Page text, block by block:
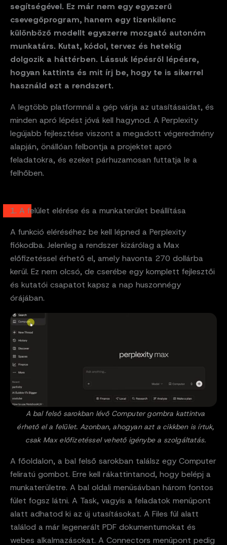
segítségével. Ez már nem egy egyszerű
csevegőprogram, hanem egy tizenkilenc
különböző modellt egyszerre mozgató autonóm
munkatárs. Kutat, kódol, tervez és hetekig
dolgozik a háttérben. Lássuk lépésről lépésre,
hogyan kattints és mit írj be, hogy te is sikerrel
használd ezt a rendszert.
A legtöbb platformnál a gép várja az utasításaidat, és
minden apró lépést jóvá kell hagynod. A Perplexity
legújabb fejlesztése viszont a megadott végeredmény
alapján, önállóan felbontja a projektet apró
feladatokra, és ezeket párhuzamosan futtatja le a
felhőben.
1. A felület elérése és a munkaterület beállítása
A funkció eléréséhez be kell lépned a Perplexity
fiókodba. Jelenleg a rendszer kizárólag a Max
előfizetéssel érhető el, amely havonta 270 dollárba
kerül. Ez nem olcsó, de cserébe egy komplett fejlesztői
és kutatói csapatot kapsz a nap huszonnégy
órájában.
A bal felső sarokban lévő Computer gombra kattintva
érhető el a felület. Azonban, ahogyan azt a cikkben is írtuk,
csak Max előfizetéssel vehető igénybe a szolgáltatás.
A főoldalon, a bal felső sarokban találsz egy Computer
feliratú gombot. Erre kell rákattintanod, hogy belépj a
munkaterületre. A bal oldali menüsávban három fontos
fület fogsz látni. A Task, vagyis a feladatok menüpont
alatt adhatod ki az új utasításokat. A Files fül alatt
találod a már legenerált PDF dokumentumokat és
webes alkalmazásokat. A Connectors menüpont pedig